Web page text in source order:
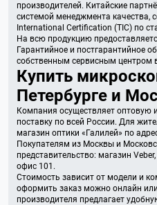
производителей. Китайские
системой менеджмента качества,
International Certification (TIC) по
На всю продукцию
Гарантийное и постгарантийное
собственным сервисным центром
Купить
Петербурге и
Компания осуществляет оптовую
поставку по всей России. Для
магазин оптики «Галилей» по
Покупателям из Москвы и
представительство: магазин
офис 101.
Стоимость зависит от модели и
оформить заказ можно онлайн
производителя предлагает